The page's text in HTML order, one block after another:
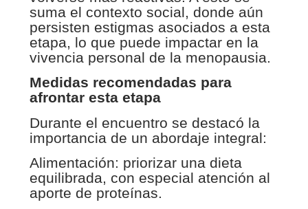
suma el contexto social, donde aún
persisten estigmas asociados a esta
etapa, lo que puede impactar en la
vivencia personal de la menopausia.
Medidas recomendadas para
afrontar esta etapa
Durante el encuentro se destacó la
importancia de un abordaje integral:
Alimentación: priorizar una dieta
equilibrada, con especial atención al
aporte de proteínas.